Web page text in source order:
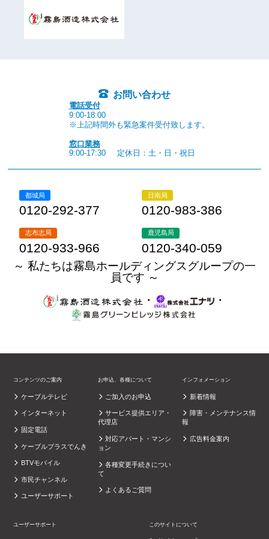
お問い合わせ
電話受付
9:00-18:00
※上記時間外も緊急案件受付致します。
窓口業務
9:00-17:30
定休日：土・日・祝日
都城局
0120-292-377
日南局
0120-983-386
志布志局
0120-933-966
鹿児島局
0120-340-059
～ 私たちは霧島ホールディングスグループの一
員です ～
・
・
コンテンツのご案内
ケーブルテレビ
インターネット
固定電話
ケーブルプラスでんき
BTVモバイル
市民チャンネル
ユーザーサポート
お申込、各種について
ご加入のお申込
サービス提供エリア・
代理店
対応アパート・マンシ
ョン
各種変更手続きについ
て
よくあるご質問
インフォメーション
新着情報
障害・メンテナンス情
報
広告料金案内
ユーザーサポート このサイトについて